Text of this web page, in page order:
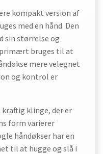
kompakt version af
med en hånd. Den
sin størrelse og
primært bruges til at
mere velegnet
og kontrol er
kraftig klinge, der er
form varierer
håndøkser har en
til at hugge og slå i